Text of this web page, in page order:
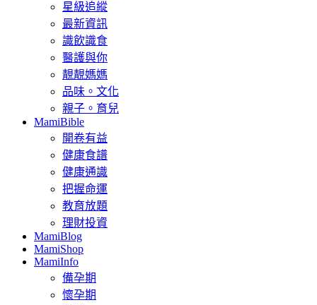
星級追縱
最新資訊
識飲識食
醫護與你
靚靚媽媽
品味。文化
親子。育兒
MamiBible
開卷有益
健康食譜
健康通識
把握命運
教育放題
理財投資
MamiBlog
MamiShop
MamiInfo
備孕期
懷孕期